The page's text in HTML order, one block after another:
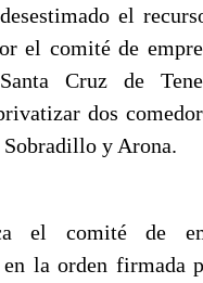
el
el comité de
Cruz de
dos
y Arona.
el comité de
en la orden firmada